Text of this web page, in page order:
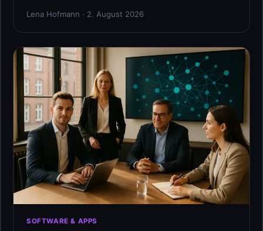
Lena Hofmann · 2. August 2026
SOFTWARE & APPS